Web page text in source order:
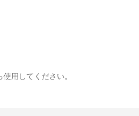
用してください。